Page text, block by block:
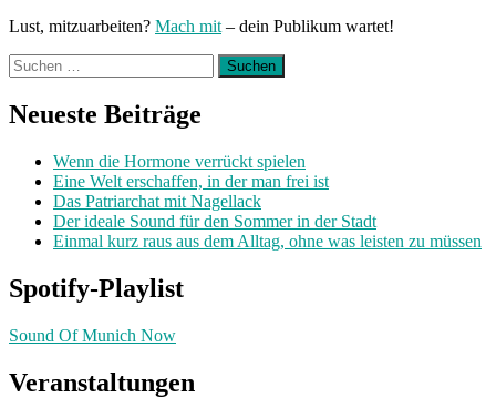
Lust, mitzuarbeiten? Mach mit – dein Publikum wartet!
Suchen
nach:
Neueste Beiträge
Wenn die Hormone verrückt spielen
Eine Welt erschaffen, in der man frei ist
Das Patriarchat mit Nagellack
Der ideale Sound für den Sommer in der Stadt
Einmal kurz raus aus dem Alltag, ohne was leisten zu müssen
Spotify-Playlist
Sound Of Munich Now
Veranstaltungen